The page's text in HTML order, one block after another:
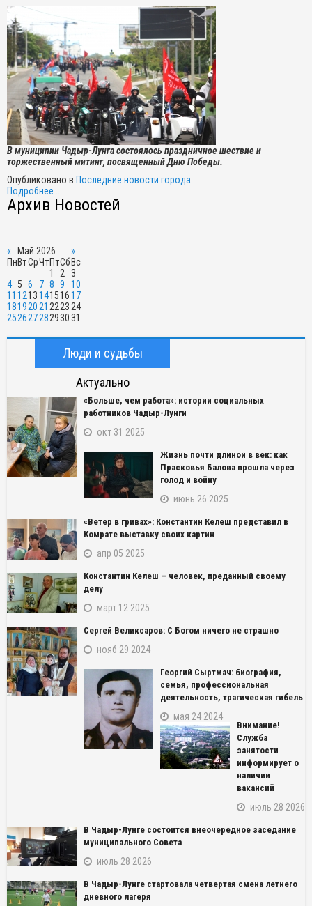
В муниципии Чадыр-Лунга состоялось праздничное шествие и
торжественный митинг, посвященный Дню Победы.
Опубликовано в Последние новости города
Подробнее ...
Архив Новостей
« Май 2026
»
ПнВтСрЧтПтСбВс
1
2
3
4 5 6 7 8 9
10
11 121314151617
181920 21 2223 24
25262728293031
Люди и судьбы
Актуально
«Больше, чем работа»: истории социальных
работников Чадыр-Лунги
окт 31 2025
Жизнь почти длиной в век: как
Прасковья Балова прошла через
голод и войну
июнь 26 2025
«Ветер в гривах»: Константин Келеш представил в
Комрате выставку своих картин
апр 05 2025
Константин Келеш – человек, преданный своему
делу
март 12 2025
Сергей Великсаров: С Богом ничего не страшно
нояб 29 2024
Георгий Сыртмач: биография,
семья, профессиональная
деятельность, трагическая гибель
мая 24 2024
Внимание!
Служба
занятости
информирует о
наличии
вакансий
июль 28 2026
В Чадыр-Лунге состоится внеочередное заседание
муниципального Совета
июль 28 2026
В Чадыр-Лунге стартовала четвертая смена летнего
дневного лагеря